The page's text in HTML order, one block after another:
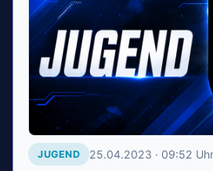
JUGEND 25.04.2023 · 09:52 Uhr